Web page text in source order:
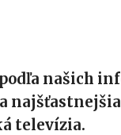
našich
televízia.